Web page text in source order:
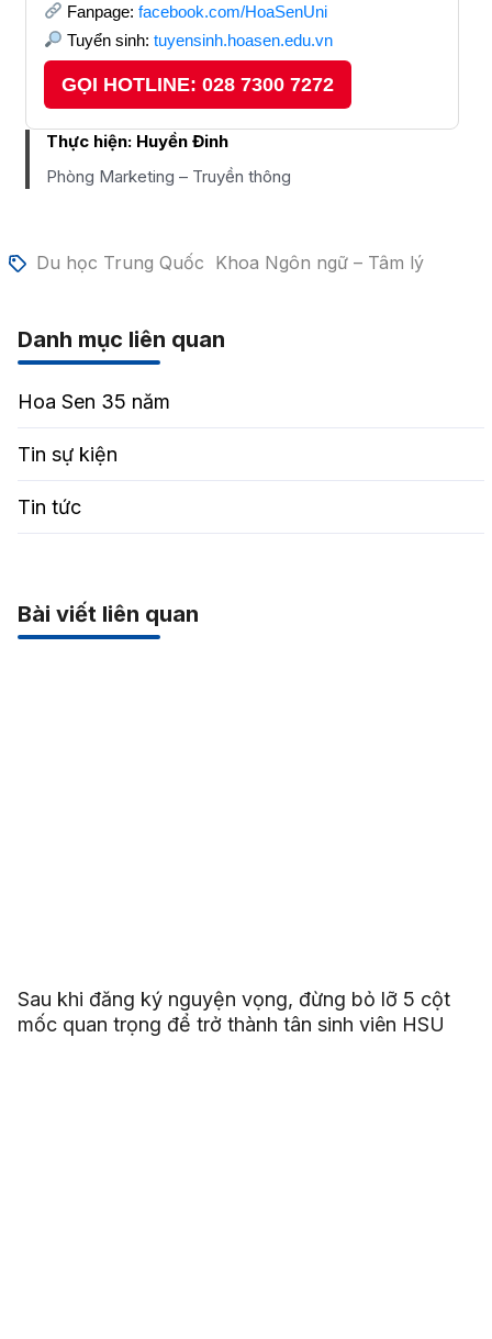
Fanpage: facebook.com/HoaSenUni
Tuyển sinh: tuyensinh.hoasen.edu.vn
GỌI HOTLINE: 028 7300 7272
Thực hiện: Huyền Đinh
Phòng Marketing – Truyền thông
Du học Trung Quốc Khoa Ngôn ngữ – Tâm lý
Danh mục liên quan
Hoa Sen 35 năm
Tin sự kiện
Tin tức
Bài viết liên quan
Sau khi đăng ký nguyện vọng, đừng bỏ lỡ 5 cột
mốc quan trọng để trở thành tân sinh viên HSU